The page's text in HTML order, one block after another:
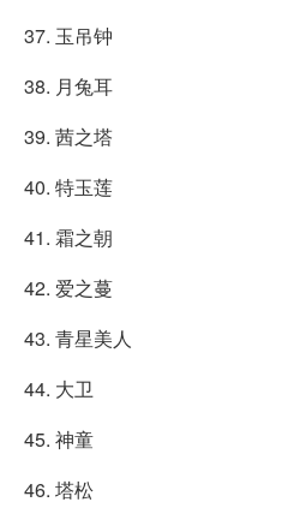
37. 玉吊钟
38. 月兔耳
39. 茜之塔
40. 特玉莲
41. 霜之朝
42. 爱之蔓
43. 青星美人
44. 大卫
45. 神童
46. 塔松